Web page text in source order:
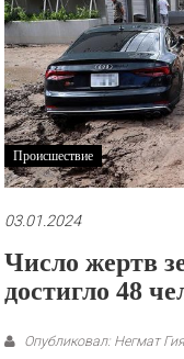
рекламные
ролики
и
презентации.
Происшествие
03.01.2024
Число жертв
достигло 48
Опубликовал: Негмат